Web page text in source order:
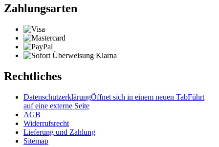
Zahlungsarten
Rechtliches
DatenschutzerklärungÖffnet sich in einem neuen TabFührt
auf eine externe Seite
AGB
Widerrufsrecht
Lieferung und Zahlung
Sitemap